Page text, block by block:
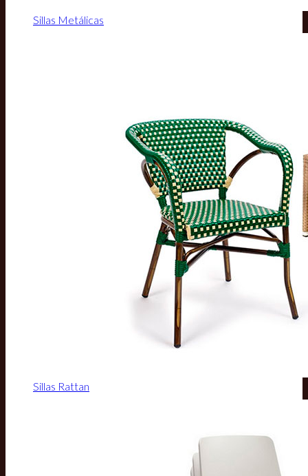
Sillas Metálicas
Sillas Rattan